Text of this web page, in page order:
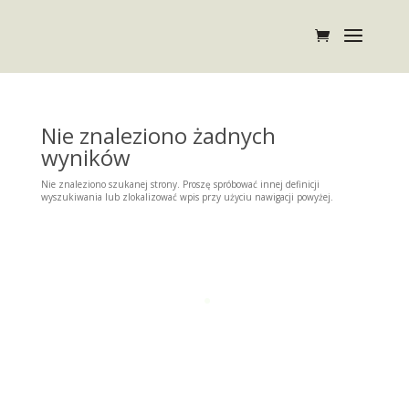
Nie znaleziono żadnych
wyników
Nie znaleziono szukanej strony. Proszę spróbować innej definicji
wyszukiwania lub zlokalizować wpis przy użyciu nawigacji powyżej.